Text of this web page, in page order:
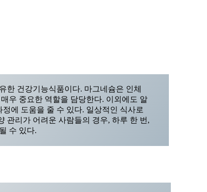
한 건강기능식품이다. 마그네슘은 인체
우 중요한 역할을 담당한다. 이외에도 알
에 도움을 줄 수 있다. 일상적인 식사로
관리가 어려운 사람들의 경우, 하루 한 번,
수 있다.